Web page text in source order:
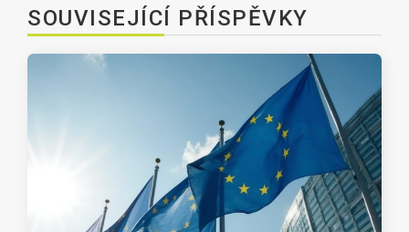
SOUVISEJÍCÍ PŘÍSPĚVKY